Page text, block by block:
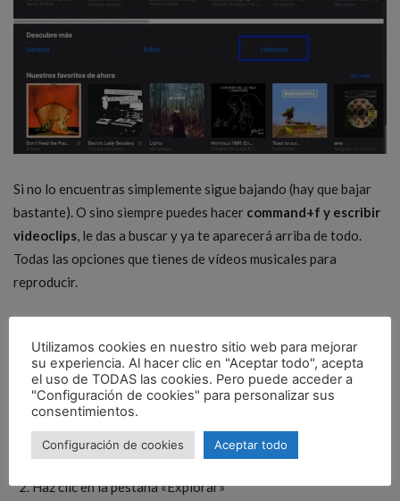
Si no lo encuentras simplemente sigue bajando (hay que bajar
bastante). O sino siempre puedes hacer command+f y escribir
videoclips, le das a buscar y ya te aparecerá arriba de todo.
Todas las opciones que tienes de vídeos musicales para
reproducir.
También puedes ver los videoclips en Apple Music desde
dispositivos iOS como iPhone, iPad o Apple TV. Desde iOS es
así de fácil:
Abre la app de Música en el iPhone
Haz clic en la pestaña «Explorar»
Utilizamos cookies en nuestro sitio web para mejorar
su experiencia. Al hacer clic en "Aceptar todo", acepta
el uso de TODAS las cookies. Pero puede acceder a
"Configuración de cookies" para personalizar sus
consentimientos.
Configuración de cookies Aceptar todo